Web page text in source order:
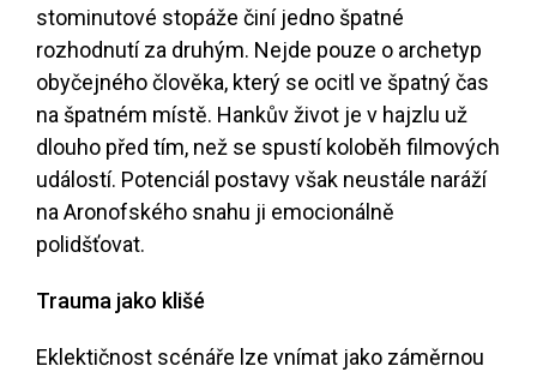
stominutové stopáže činí jedno špatné
rozhodnutí za druhým. Nejde pouze o archetyp
obyčejného člověka, který se ocitl ve špatný čas
na špatném místě. Hankův život je v hajzlu už
dlouho před tím, než se spustí koloběh filmových
událostí. Potenciál postavy však neustále naráží
na Aronofského snahu ji emocionálně
polidšťovat.
Trauma jako klišé
Eklektičnost scénáře lze vnímat jako záměrnou